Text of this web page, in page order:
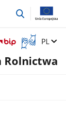
przejdź
Otwórz
okno
z
Zmień
PL
Rolnictwa